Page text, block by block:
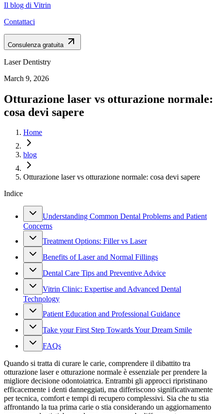
Il blog di Vitrin
Contattaci
Consulenza gratuita
Laser Dentistry
March 9, 2026
Otturazione laser vs otturazione normale:
cosa devi sapere
Home
blog
Otturazione laser vs otturazione normale: cosa devi sapere
Indice
Understanding Common Dental Problems and Patient
Concerns
Treatment Options: Filler vs Laser
Benefits of Laser and Normal Fillings
Dental Care Tips and Preventive Advice
Vitrin Clinic: Expertise and Advanced Dental
Technology
Patient Education and Professional Guidance
Take your First Step Towards Your Dream Smile
FAQs
Quando si tratta di curare le carie, comprendere il dibattito tra
otturazione laser e otturazione normale è essenziale per prendere la
migliore decisione odontoiatrica. Entrambi gli approcci ripristinano
efficacemente i denti danneggiati, ma differiscono significativamente
per tecnica, comfort e tempi di recupero complessivi. Sia che tu stia
affrontando la tua prima carie o stia considerando un aggiornamento